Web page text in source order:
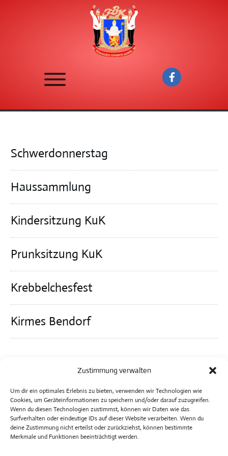
Zustimmung verwalten
Um dir ein optimales Erlebnis zu bieten, verwenden wir Technologien wie
Cookies, um Geräteinformationen zu speichern und/oder darauf zuzugreifen.
Wenn du diesen Technologien zustimmst, können wir Daten wie das
Surfverhalten oder eindeutige IDs auf dieser Website verarbeiten. Wenn du
deine Zustimmung nicht erteilst oder zurückziehst, können bestimmte
Merkmale und Funktionen beeinträchtigt werden.
Schwerdonnerstag
Haussammlung
Kindersitzung KuK
Prunksitzung KuK
Krebbelchesfest
Kirmes Bendorf